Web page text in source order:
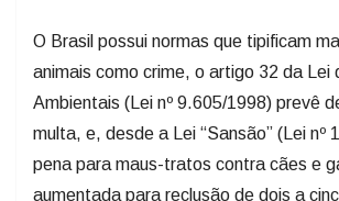
O Brasil possui normas que tipificam
animais como crime, o artigo 32 da Lei
Ambientais (Lei nº 9.605/1998) prevê
multa, e, desde a Lei “Sansão” (Lei nº
pena para maus-tratos contra cães e
aumentada para reclusão de dois a